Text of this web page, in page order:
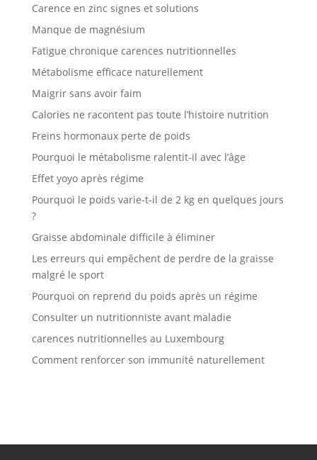
Carence en zinc signes et solutions
Manque de magnésium
Fatigue chronique carences nutritionnelles
Métabolisme efficace naturellement
Maigrir sans avoir faim
Calories ne racontent pas toute l’histoire nutrition
Freins hormonaux perte de poids
Pourquoi le métabolisme ralentit-il avec l’âge
Effet yoyo après régime
Pourquoi le poids varie-t-il de 2 kg en quelques jours
?
Graisse abdominale difficile à éliminer
Les erreurs qui empêchent de perdre de la graisse
malgré le sport
Pourquoi on reprend du poids après un régime
Consulter un nutritionniste avant maladie
carences nutritionnelles au Luxembourg
Comment renforcer son immunité naturellement